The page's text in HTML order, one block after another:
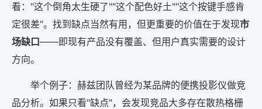
看："这个倒角太生硬了""这个配色好土""这个按键手感肯
定很差"。找到缺点当然有用，但更重要的价值在于发现市
场缺口——即现有产品没有覆盖、但用户真实需要的设计
方向。
举个例子：赫兹团队曾经为某品牌的便携投影仪做竞
品分析。如果只看"缺点"，会发现竞品大多存在散热格栅